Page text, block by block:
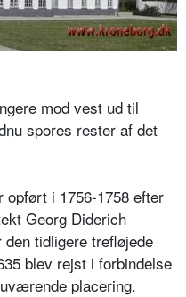
mod vest ud til
spores rester af det
opført i 1756-1758 efter
Georg Diderich
tidligere trefløjede
blev rejst i forbindelse
placering.